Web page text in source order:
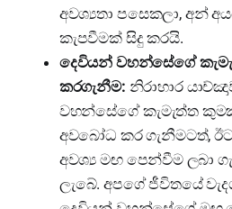
අවශ්‍යතා පසෙකලා, අන්
කැපවීමක් සිදු කරයි.
දෙවියන් වහන්සේගේ
කරගැනීම: නිරාහාර
වහන්සේගේ කැමැත්ත
අවබෝධ කර ගැනීමටත්,
අවශ්‍ය මඟ පෙන්වීම ලබා
ලැබේ. අපගේ ජීවිතයේ